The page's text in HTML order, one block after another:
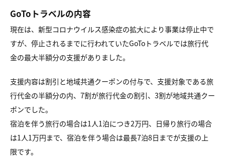
GoToトラベルの内容
現在は、新型コロナウイルス感染症の拡大により事業は停止中で
すが、停止されるまでに行われていたGoToトラベルでは旅行代
金の最大半額分の支援がありました。
支援内容は割引と地域共通クーポンの付与で、支援対象である旅
行代金の半額分の内、7割が旅行代金の割引、3割が地域共通クー
ポンでした。
宿泊を伴う旅行の場合は1人1泊につき2万円、日帰り旅行の場合
は1人1万円まで、宿泊を伴う場合は最長7泊8日までが支援の上
限です。